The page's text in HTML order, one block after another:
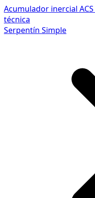
Acumulador inercial ACS
técnica
Serpentín Simple